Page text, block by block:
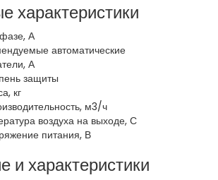
характеристики
А
автоматические
А
защиты
кг
м3/ч
воздуха на выходе, С
питания, В
и характеристики